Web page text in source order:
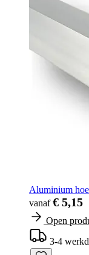
Aluminium
vanaf€ 5,15
Open
3-4